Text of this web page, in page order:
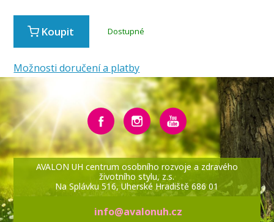
Koupit Dostupné
Možnosti doručení a platby
AVALON UH centrum osobního rozvoje a zdravého
životního stylu, z.s.
Na Splávku 516, Uherské Hradiště 686 01
info@avalonuh.cz